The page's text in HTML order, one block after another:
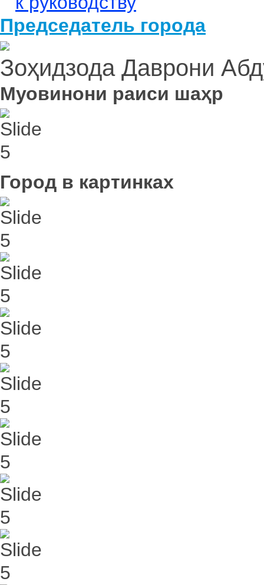
Председатель города
Зоҳидзода Даврони
Муовинони раиси шаҳр
Город в картинках